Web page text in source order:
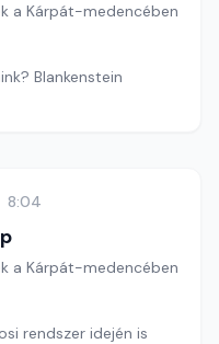
a Kárpát-medencében
Blankenstein
8:04
a Kárpát-medencében
rendszer idején is